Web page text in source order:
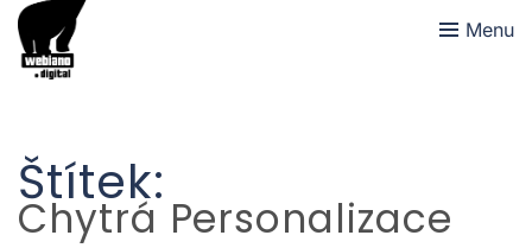
Menu
Štítek:
Chytrá Personalizace